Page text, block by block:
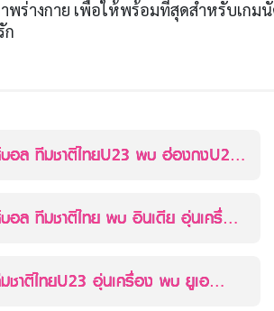
พร่างกาย เพื่อให้พร้อมที่สุดสำหรับเกม
ก
บอล ทีมชาติไทยU23 พบ ฮ่องกงU23
อล ทีมชาติไทย พบ อินเดีย อุ่นเครื่อง
ชาติไทยU23 อุ่นเครื่อง พบ ยูเอ